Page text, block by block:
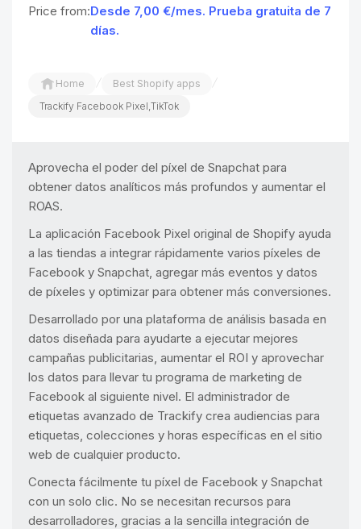
Price from:Desde 7,00 €/mes. Prueba gratuita de 7
días.
Home / Best Shopify apps /
Trackify Facebook Pixel,TikTok
Aprovecha el poder del píxel de Snapchat para
obtener datos analíticos más profundos y aumentar el
ROAS.
La aplicación Facebook Pixel original de Shopify ayuda
a las tiendas a integrar rápidamente varios píxeles de
Facebook y Snapchat, agregar más eventos y datos
de píxeles y optimizar para obtener más conversiones.
Desarrollado por una plataforma de análisis basada en
datos diseñada para ayudarte a ejecutar mejores
campañas publicitarias, aumentar el ROI y aprovechar
los datos para llevar tu programa de marketing de
Facebook al siguiente nivel. El administrador de
etiquetas avanzado de Trackify crea audiencias para
etiquetas, colecciones y horas específicas en el sitio
web de cualquier producto.
Conecta fácilmente tu píxel de Facebook y Snapchat
con un solo clic. No se necesitan recursos para
desarrolladores, gracias a la sencilla integración de